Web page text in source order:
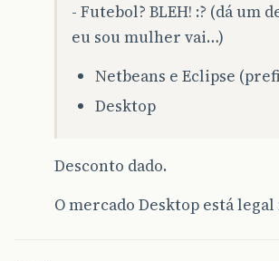
- Futebol? BLEH! :? (dá um
eu sou mulher vai…)
Netbeans e Eclipse
Desktop
Desconto dado.
O mercado Desktop está legal